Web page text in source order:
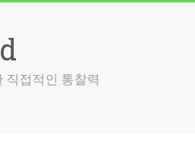
직접적인 통찰력